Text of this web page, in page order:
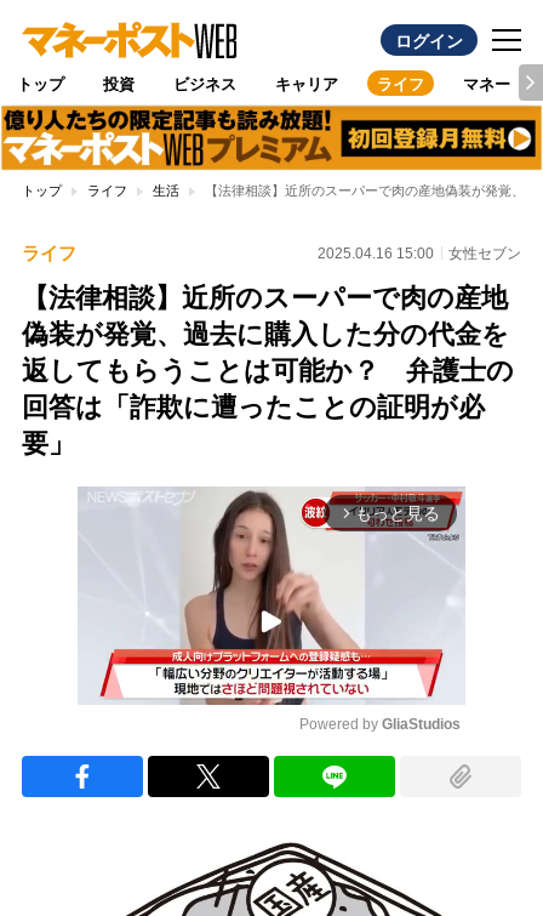
ログイン
トップ 投資 ビジネス キャリア ライフ マネー
トップ ライフ 生活 【法律相談】近所のスーパーで肉の産地偽装が発覚、
ライフ 2025.04.16 15:00 女性セブン
【法律相談】近所のスーパーで肉の産地
偽装が発覚、過去に購入した分の代金を
返してもらうことは可能か？ 弁護士の
回答は「詐欺に遭ったことの証明が必
要」
arrow_forward_ios もっと見る
Powered by GliaStudios